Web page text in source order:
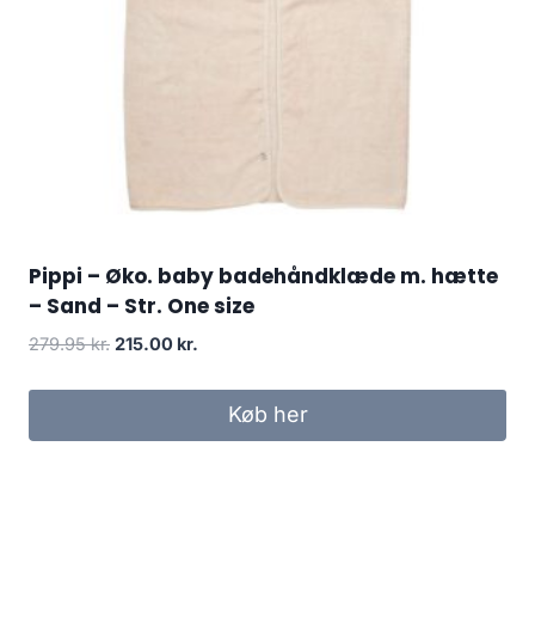
Pippi – Øko. baby badehåndklæde m. hætte
– Sand – Str. One size
279.95kr. Original
215.00 kr.
215.00 kr..
Køb her